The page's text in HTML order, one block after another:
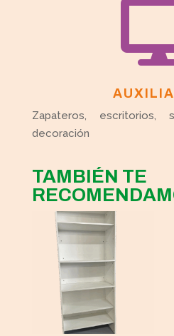
Zapateros, escritorios,
decoración
TAMBIÉN TE